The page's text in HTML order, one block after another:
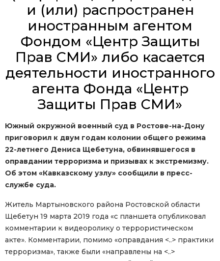
и (или) распространен
иностранным агентом
Фондом «Центр Защиты
Прав СМИ» либо касается
деятельности иностранного
агента Фонда «Центр
Защиты Прав СМИ»
Южный окружной военный суд в Ростове-на-Дону
приговорил к двум годам колонии общего режима
22-летнего Дениса Щебетуна, обвинявшегося в
оправдании терроризма и призывах к экстремизму.
Об этом «Кавказскому узлу» сообщили в пресс-
службе суда.
Житель Мартыновского района Ростовской области
Щебетун 19 марта 2019 года «с планшета опубликовал
комментарии к видеоролику о террористическом
акте». Комментарии, помимо «оправдания <..> практики
терроризма», также были «направлены на <..>